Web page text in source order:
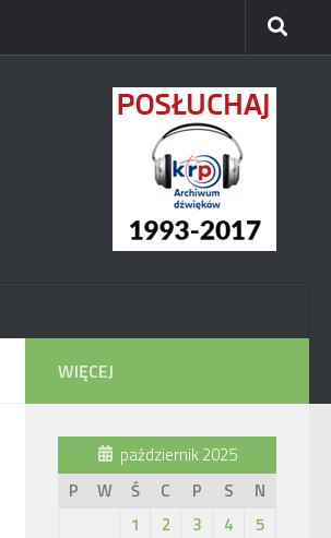
WIĘCEJ
październik 2025
P
W Ś C P S
N
1
2 3 4
5